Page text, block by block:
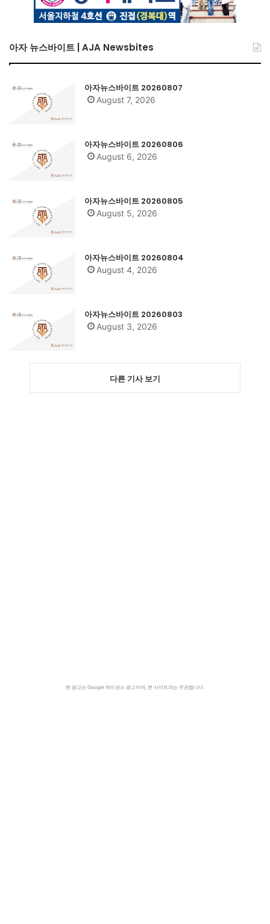
아자 뉴스바이트 | AJA Newsbites
아자뉴스바이트 20260807
August 7, 2026
아자뉴스바이트 20260806
August 6, 2026
아자뉴스바이트 20260805
August 5, 2026
아자뉴스바이트 20260804
August 4, 2026
아자뉴스바이트 20260803
August 3, 2026
다른 기사 보기
본 광고는 Google 애드센스 광고이며, 본 사이트와는 무관합니다.